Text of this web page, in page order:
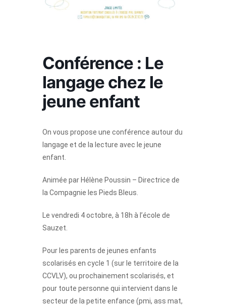
Conférence : Le
langage chez le
jeune enfant
On vous propose une conférence autour du
langage et de la lecture avec le jeune
enfant.
Animée par Hélène Poussin – Directrice de
la Compagnie les Pieds Bleus.
Le vendredi 4 octobre, à 18h à l’école de
Sauzet.
Pour les parents de jeunes enfants
scolarisés en cycle 1 (sur le territoire de la
CCVLV), ou prochainement scolarisés, et
pour toute personne qui intervient dans le
secteur de la petite enfance (pmi, ass mat,